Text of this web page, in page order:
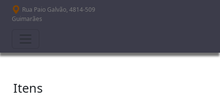
Passar para o conteúdo principal
Rua Paio Galvão, 4814-509
Guimarães
Itens